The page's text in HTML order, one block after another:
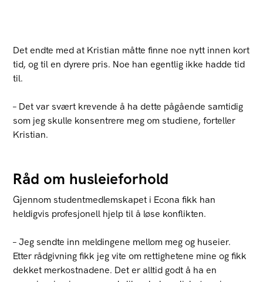
Det endte med at Kristian måtte finne noe nytt innen kort
tid, og til en dyrere pris. Noe han egentlig ikke hadde tid
til.
– Det var svært krevende å ha dette pågående samtidig
som jeg skulle konsentrere meg om studiene, forteller
Kristian.
Råd om husleieforhold
Gjennom studentmedlemskapet i Econa fikk han
heldigvis profesjonell hjelp til å løse konflikten.
– Jeg sendte inn meldingene mellom meg og huseier.
Etter rådgivning fikk jeg vite om rettighetene mine og fikk
dekket merkostnadene. Det er alltid godt å ha en